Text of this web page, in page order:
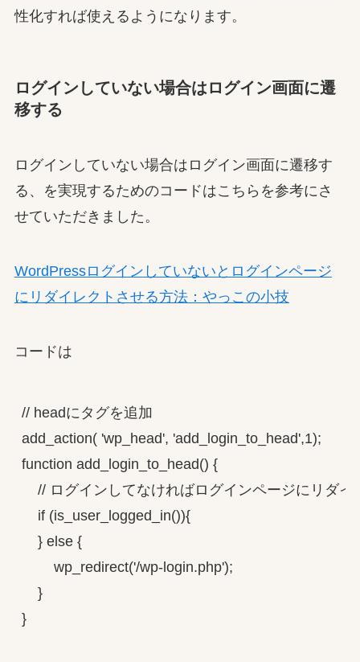
性化すれば使えるようになります。
ログインしていない場合はログイン画面に遷
移する
ログインしていない場合はログイン画面に遷移す
る、を実現するためのコードはこちらを参考にさ
せていただきました。
WordPressログインしていないとログインページ
にリダイレクトさせる方法：やっこの小技
コードは
// headにタグを追加
add_action( 'wp_head', 'add_login_to_head',1);
function add_login_to_head() {
// ログインしてなければログインページにリダイ
    if (is_user_logged_in()){
    } else {
        wp_redirect('/wp-login.php');
    }
}